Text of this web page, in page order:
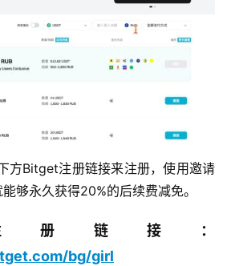
方Bitget注册链接来注册，使用邀请
够永久获得20%的后续费减免。
注册链接：
bg/girl